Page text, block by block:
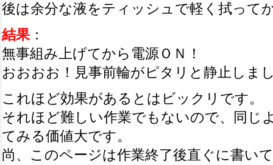
後は余分な液をティッシュで軽く拭って
結果 ：
無事組み上げてから電源ＯＮ！
おおおお！見事前輪がピタリと静止しま
これほど効果があるとはビックリです。
それほど難しい作業でもないので、同じ
てみる価値大です。
尚、このページは作業終了後直ぐに書い